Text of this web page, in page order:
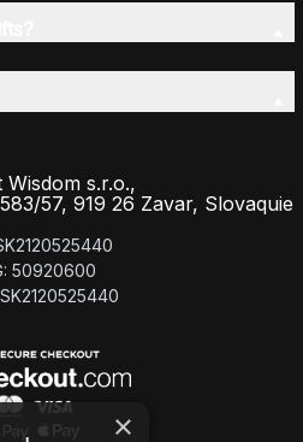
Wisdom s.r.o.,
57, 919 26 Zavar, Slovaquie
50920600
SK2120525440
×